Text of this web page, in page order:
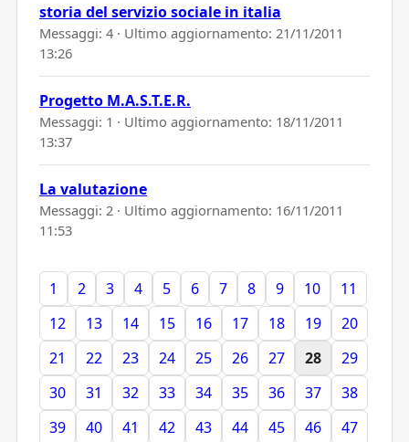
storia del servizio sociale in italia
Messaggi: 4 · Ultimo aggiornamento: 21/11/2011
13:26
Progetto M.A.S.T.E.R.
Messaggi: 1 · Ultimo aggiornamento: 18/11/2011
13:37
La valutazione
Messaggi: 2 · Ultimo aggiornamento: 16/11/2011
11:53
1 2 3 4 5 6 7 8 9 10
11
12
13 14 15 16 17 18 19
20
21
22 23 24 25 26 27 28
29
30
31 32 33 34 35 36 37
38
39
40 41 42 43 44 45 46 47